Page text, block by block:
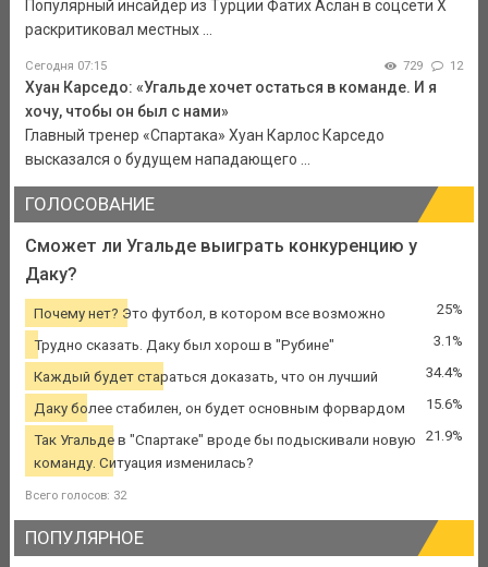
Популярный инсайдер из Турции Фатих Аслан в соцсети X
раскритиковал местных ...
Сегодня 07:15 729 12
Хуан Карседо: «Угальде хочет остаться в команде. И я
хочу, чтобы он был с нами»
Главный тренер «Спартака» Хуан Карлос Карседо
высказался о будущем нападающего ...
ГОЛОСОВАНИЕ
Сможет ли Угальде выиграть конкуренцию у
Даку?
Почему нет? Это футбол, в котором все возможно 25%
Трудно сказать. Даку был хорош в "Рубине" 3.1%
Каждый будет стараться доказать, что он лучший 34.4%
Даку более стабилен, он будет основным форвардом 15.6%
Так Угальде в "Спартаке" вроде бы подыскивали новую
команду. Ситуация изменилась?
21.9%
Всего голосов: 32
ПОПУЛЯРНОЕ